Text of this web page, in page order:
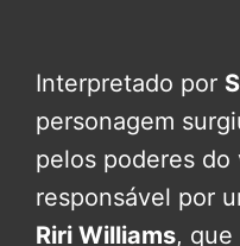
Interpretado por
personagem
pelos poderes do
responsável por
Riri Williams,